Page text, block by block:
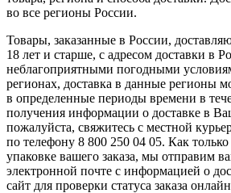
во все регионы России.
Товары, заказанные в России,
18 лет и старше, с адресом доставки в
неблагоприятными погодными
регионах, доставка в данные регионы
в определенные периоды времени в
получения информации о доставке в
пожалуйста, свяжитесь с местной
по телефону 8 800 250 04 05. Как
упаковке вашего заказа, мы отправим
электронной почте с информацией о
сайт для проверки статуса заказа